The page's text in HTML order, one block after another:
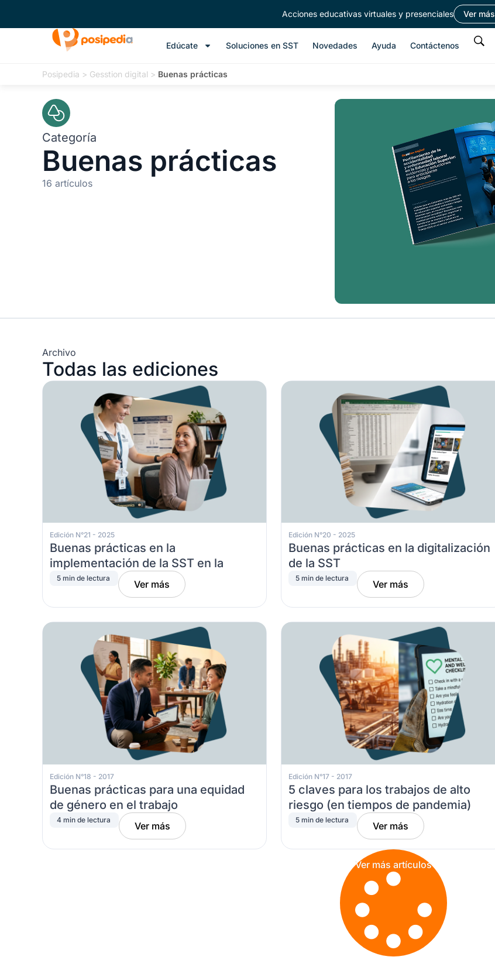
Acciones educativas virtuales y presenciales Ver más
Edúcate Soluciones en SST Novedades Ayuda Contáctenos
Posipedia > Gesstion digital > Buenas prácticas
Categoría
Buenas prácticas
16 artículos
Archivo
Todas las ediciones
Edición N°21 - 2025
Buenas prácticas en la
implementación de la SST en la
educación superior
5 min de lectura
Ver más
Edición N°20 - 2025
Buenas prácticas en la digitalización
de la SST
5 min de lectura
Ver más
Edición N°18 - 2017
Buenas prácticas para una equidad
de género en el trabajo
4 min de lectura
Ver más
Edición N°17 - 2017
5 claves para los trabajos de alto
riesgo (en tiempos de pandemia)
5 min de lectura
Ver más
Ver más artículos